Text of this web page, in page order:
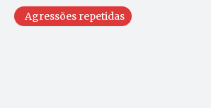
Agressões repetidas